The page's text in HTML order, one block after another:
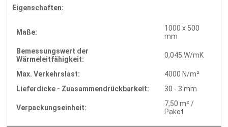
Eigenschaften:
Maße:
1000 x 500
mm
Bemessungswert der
Wärmeleitfähigkeit:
0,045 W/mK
Max. Verkehrslast:
4000 N/m²
Lieferdicke - Zuasammendrückbarkeit:
30 - 3 mm
Verpackungseinheit:
7,50 m² /
Paket